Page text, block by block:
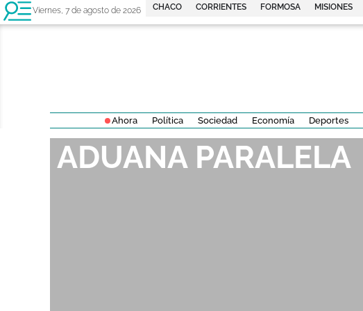
Viernes, 7 de agosto de 2026 CHACO CORRIENTES FORMOSA MISIONES
Ahora Política Sociedad Economía Deportes
ADUANA PARALELA